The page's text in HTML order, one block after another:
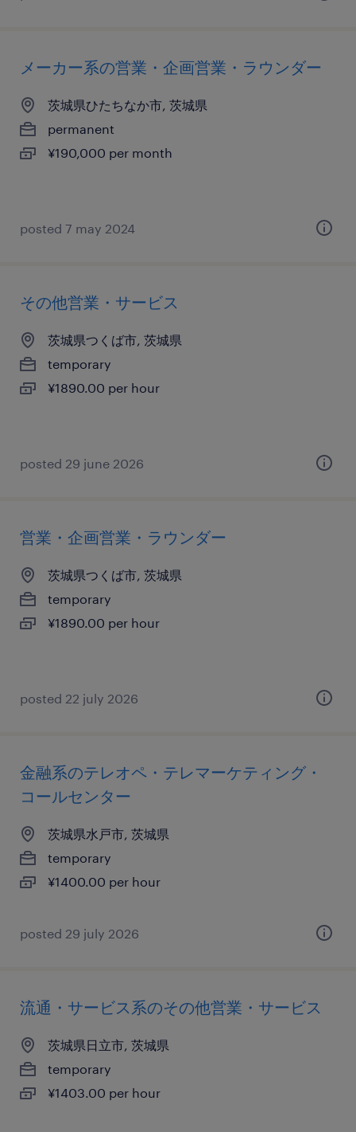
メーカー系の営業・企画営業・ラウンダー
茨城県ひたちなか市, 茨城県
permanent
¥190,000 per month
posted 7 may 2024
その他営業・サービス
茨城県つくば市, 茨城県
temporary
¥1890.00 per hour
posted 29 june 2026
営業・企画営業・ラウンダー
茨城県つくば市, 茨城県
temporary
¥1890.00 per hour
posted 22 july 2026
金融系のテレオペ・テレマーケティング・
コールセンター
茨城県水戸市, 茨城県
temporary
¥1400.00 per hour
posted 29 july 2026
流通・サービス系のその他営業・サービス
茨城県日立市, 茨城県
temporary
¥1403.00 per hour